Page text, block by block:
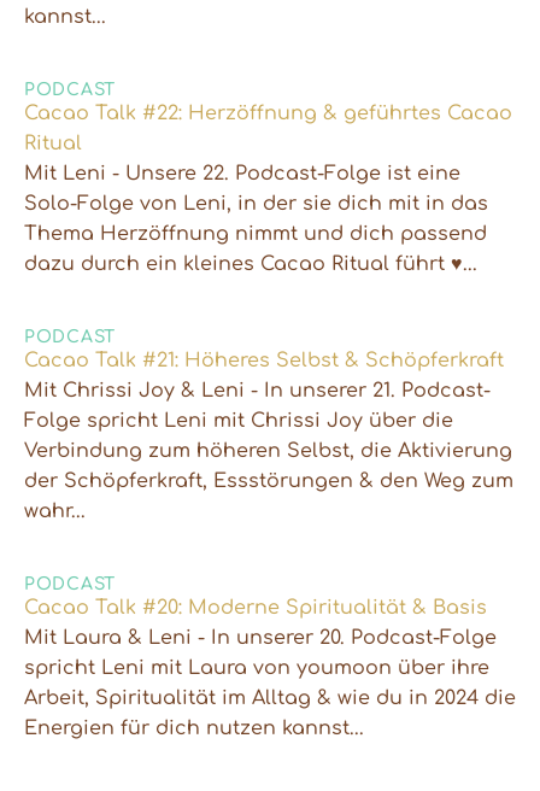
kannst...
PODCAST
Cacao Talk #22: Herzöffnung & geführtes Cacao
Ritual
Mit Leni - Unsere 22. Podcast-Folge ist eine
Solo-Folge von Leni, in der sie dich mit in das
Thema Herzöffnung nimmt und dich passend
dazu durch ein kleines Cacao Ritual führt ♥...
PODCAST
Cacao Talk #21: Höheres Selbst & Schöpferkraft
Mit Chrissi Joy & Leni - In unserer 21. Podcast-
Folge spricht Leni mit Chrissi Joy über die
Verbindung zum höheren Selbst, die Aktivierung
der Schöpferkraft, Essstörungen & den Weg zum
wahr...
PODCAST
Cacao Talk #20: Moderne Spiritualität & Basis
Mit Laura & Leni - In unserer 20. Podcast-Folge
spricht Leni mit Laura von youmoon über ihre
Arbeit, Spiritualität im Alltag & wie du in 2024 die
Energien für dich nutzen kannst...